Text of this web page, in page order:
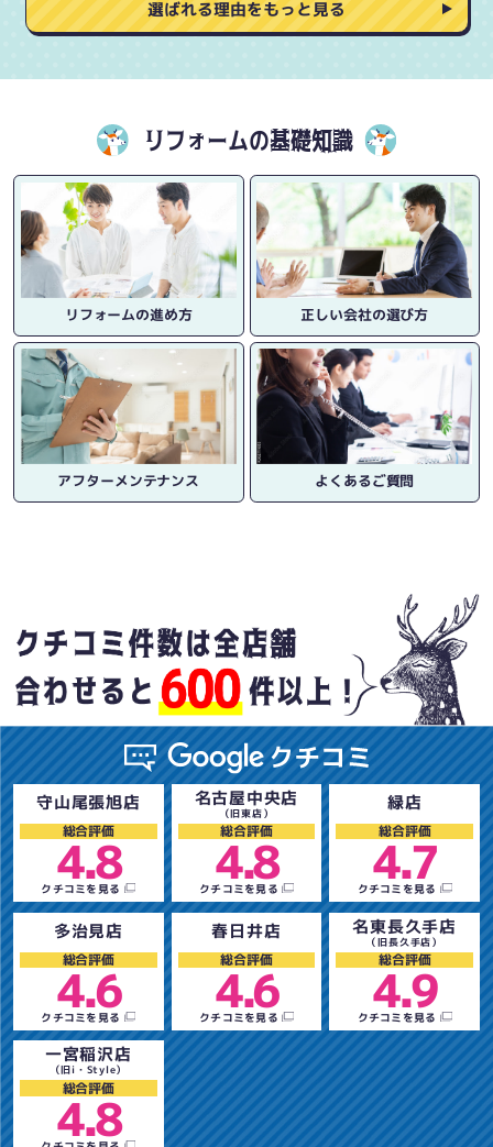
選ばれる理由をもっと見る
リフォームの基礎知識
リフォームの進め方 正しい会社の選び方
アフターメンテナンス よくあるご質問
守山尾張旭店
総合評価
4.8
クチコミを見る
名古屋中央店
（旧東店）
総合評価
4.8
クチコミを見る
緑店
総合評価
4.7
クチコミを見る
多治見店
総合評価
4.6
クチコミを見る
春日井店
総合評価
4.6
クチコミを見る
名東長久手店
（旧長久手店）
総合評価
4.9
クチコミを見る
一宮稲沢店
（旧i・Style）
総合評価
4.8